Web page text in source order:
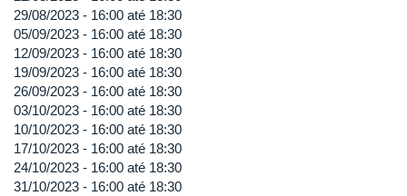
29/08/2023 - 16:00 até 18:30
05/09/2023 - 16:00 até 18:30
12/09/2023 - 16:00 até 18:30
19/09/2023 - 16:00 até 18:30
26/09/2023 - 16:00 até 18:30
03/10/2023 - 16:00 até 18:30
10/10/2023 - 16:00 até 18:30
17/10/2023 - 16:00 até 18:30
24/10/2023 - 16:00 até 18:30
31/10/2023 - 16:00 até 18:30